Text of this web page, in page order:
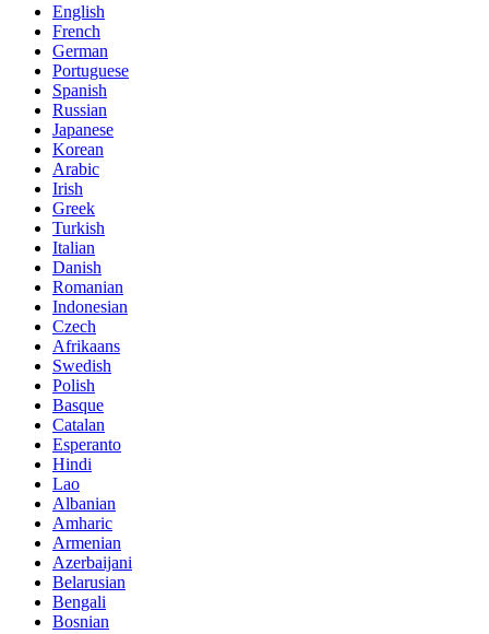
English
French
German
Portuguese
Spanish
Russian
Japanese
Korean
Arabic
Irish
Greek
Turkish
Italian
Danish
Romanian
Indonesian
Czech
Afrikaans
Swedish
Polish
Basque
Catalan
Esperanto
Hindi
Lao
Albanian
Amharic
Armenian
Azerbaijani
Belarusian
Bengali
Bosnian